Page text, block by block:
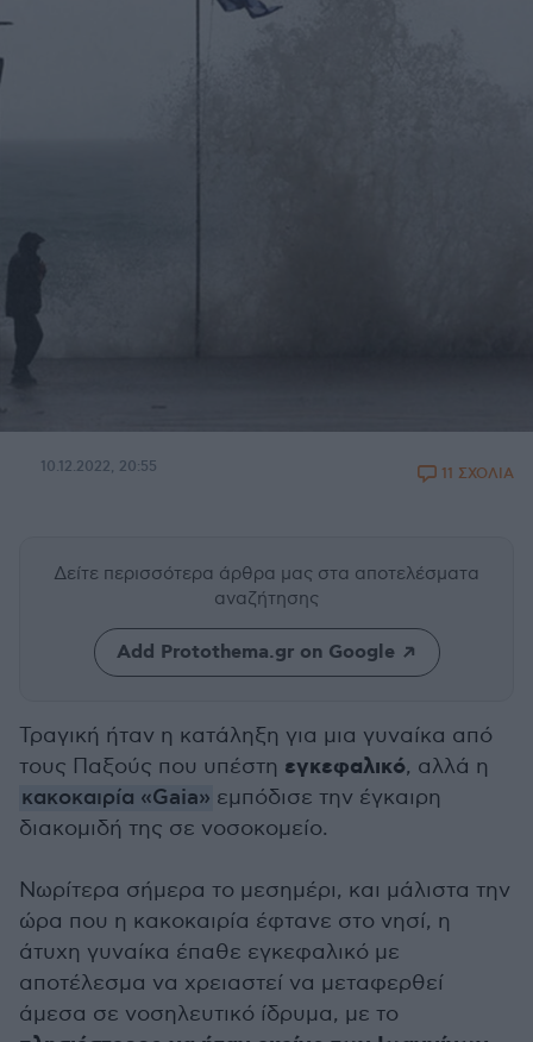
10.12.2022, 20:55 11 ΣΧΟΛΙΑ
Δείτε περισσότερα άρθρα μας στα αποτελέσματα
αναζήτησης
Add Protothema.gr on Google
Τραγική ήταν η κατάληξη για μια γυναίκα από
τους Παξούς που υπέστη εγκεφαλικό, αλλά η
κακοκαιρία «Gaia» εμπόδισε την έγκαιρη
διακομιδή της σε νοσοκομείο.
Νωρίτερα σήμερα το μεσημέρι, και μάλιστα την
ώρα που η κακοκαιρία έφτανε στο νησί, η
άτυχη γυναίκα έπαθε εγκεφαλικό με
αποτέλεσμα να χρειαστεί να μεταφερθεί
άμεσα σε νοσηλευτικό ίδρυμα, με το